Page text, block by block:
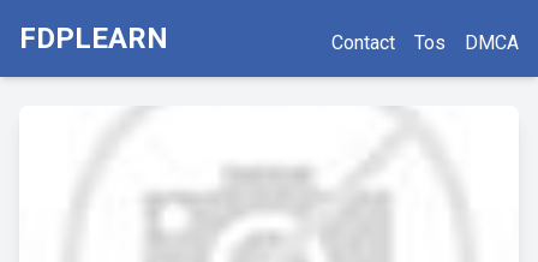
FDPLEARN Contact Tos DMCA